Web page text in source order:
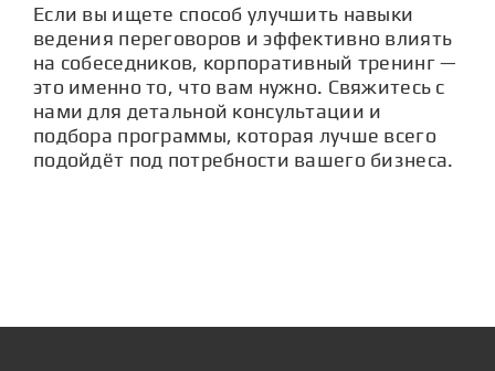
Если вы ищете способ улучшить навыки
ведения переговоров и эффективно влиять
на собеседников, корпоративный тренинг —
это именно то, что вам нужно. Свяжитесь с
нами для детальной консультации и
подбора программы, которая лучше всего
подойдёт под потребности вашего бизнеса.